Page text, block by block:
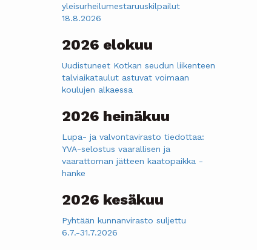
yleisurheilumestaruuskilpailut
18.8.2026
2026 elokuu
Uudistuneet Kotkan seudun liikenteen
talviaikataulut astuvat voimaan
koulujen alkaessa
2026 heinäkuu
Lupa- ja valvontavirasto tiedottaa:
YVA-selostus vaarallisen ja
vaarattoman jätteen kaatopaikka -
hanke
2026 kesäkuu
Pyhtään kunnanvirasto suljettu
6.7.-31.7.2026